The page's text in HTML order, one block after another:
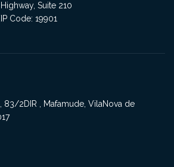
Suite 210
Code: 19901
83/2DIR , Mafamude, VilaNova de